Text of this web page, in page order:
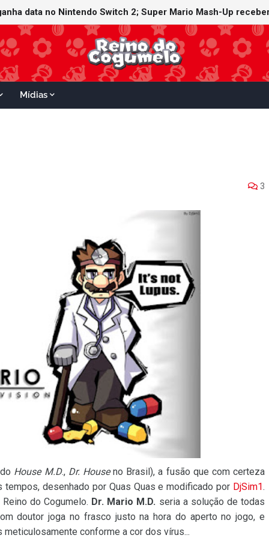
data no Nintendo Switch 2; Super Mario Mash-Up
Online recebe ícones retrô de Mario Paint (SNES) e
Mídias
3
House M.D., Dr. Houseno Brasil), a fusão que com certeza
desenhado por Quas Quas e modificado por DjSim1.
do Cogumelo. Dr. Mario M.D. seria a solução de todas
doutor joga no frasco justo na hora do aperto no jogo, e
conforme a cor dos vírus...